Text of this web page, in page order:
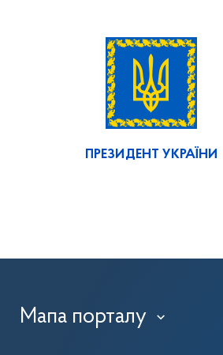
ПРЕЗИДЕНТ УКРАЇНИ
Мапа порталу ›